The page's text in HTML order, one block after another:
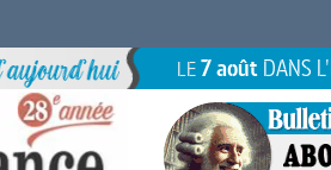
LE7 août DANS